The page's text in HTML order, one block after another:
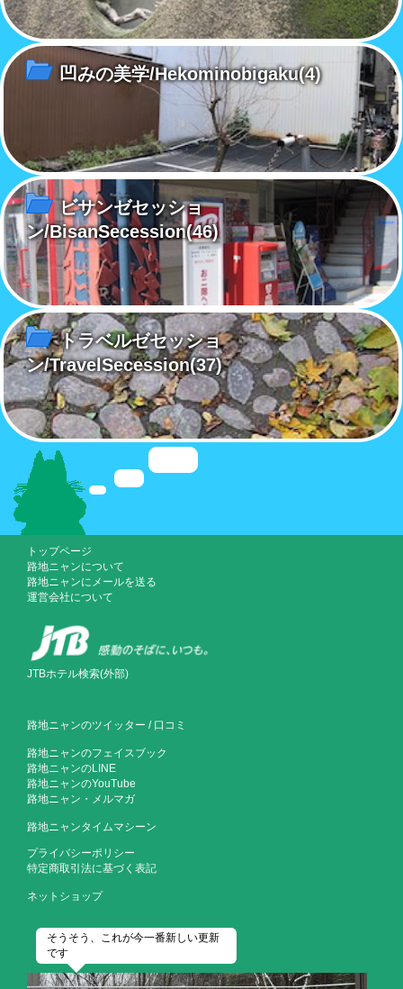
凹みの美学/Hekominobigaku(4)
ビサンゼセッショ
ン/BisanSecession(46)
トラベルゼセッショ
ン/TravelSecession(37)
トップページ
路地ニャンについて
路地ニャンにメールを送る
運営会社について
JTBホテル検索(外部)
路地ニャンのツイッター / 口コミ
路地ニャンのフェイスブック
路地ニャンのLINE
路地ニャンのYouTube
路地ニャン・メルマガ
路地ニャンタイムマシーン
プライバシーポリシー
特定商取引法に基づく表記
ネットショップ
そうそう、これが今一番新しい更新
です